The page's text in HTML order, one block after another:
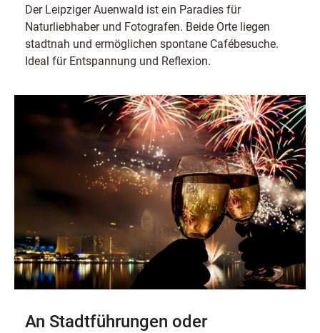
Der Leipziger Auenwald ist ein Paradies für
Naturliebhaber und Fotografen. Beide Orte liegen
stadtnah und ermöglichen spontane Cafébesuche.
Ideal für Entspannung und Reflexion.
An Stadtführungen oder